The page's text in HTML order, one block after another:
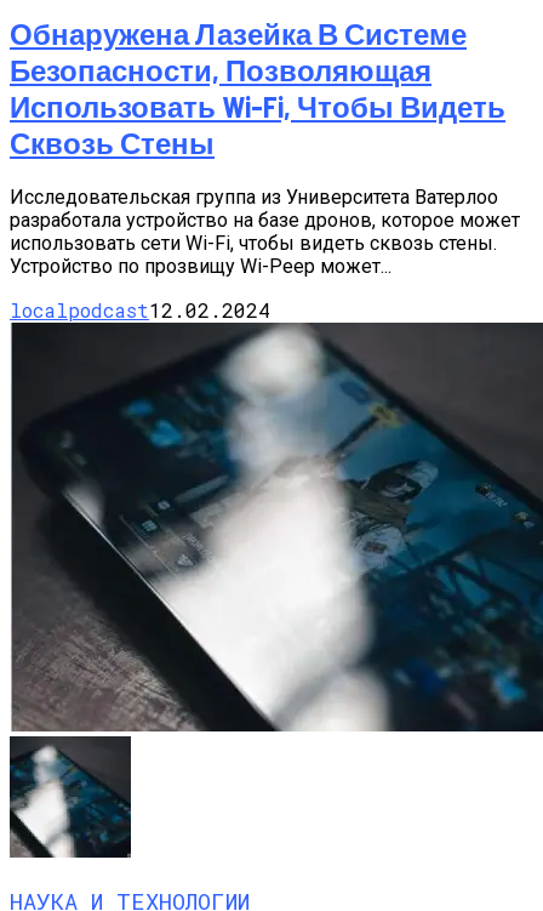
Обнаружена Лазейка В Системе
Безопасности, Позволяющая
Использовать Wi-Fi, Чтобы Видеть
Сквозь Стены
Исследовательская группа из Университета Ватерлоо
разработала устройство на базе дронов, которое может
использовать сети Wi-Fi, чтобы видеть сквозь стены.
Устройство по прозвищу Wi-Peep может...
localpodcast12.02.2024
НАУКА И ТЕХНОЛОГИИ